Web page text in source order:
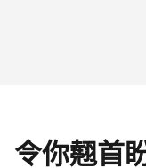
令你翹首